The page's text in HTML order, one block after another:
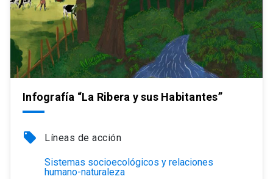
Infografía “La Ribera y sus Habitantes”
local_offer Líneas de acción
Sistemas socioecológicos y relaciones
humano-naturaleza